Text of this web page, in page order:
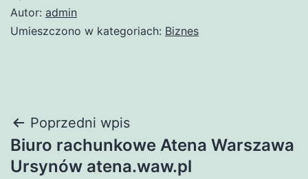
Autor: admin
Umieszczono w kategoriach: Biznes
Nawigacja
wpisu
Poprzedni wpis
Biuro rachunkowe Atena Warszawa
Ursynów atena.waw.pl